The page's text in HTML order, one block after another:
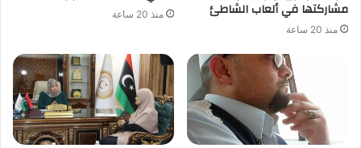
مشاركتها في ألعاب الشاطئ
منذ 20 ساعة
منذ 20 ساعة